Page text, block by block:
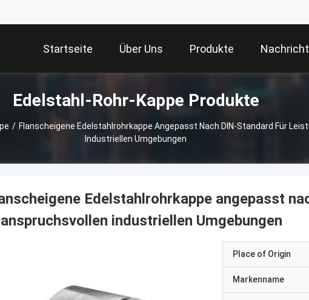
Startseite Über Uns Produkte Nachricht
Edelstahl-Rohr-Kappe Produkte
/ Flanscheigene Edelstahlrohrkappe Angepasst Nach DIN-Standard Für
Industriellen Umgebungen
Edelstahlrohrkappe angepasst
industriellen Umgebungen
Place of Origin
Markenname